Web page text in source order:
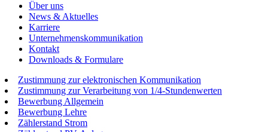
Über uns
News & Aktuelles
Karriere
Unternehmenskommunikation
Kontakt
Downloads & Formulare
Zustimmung zur elektronischen Kommunikation
Zustimmung zur Verarbeitung von 1/4-Stundenwerten
Bewerbung Allgemein
Bewerbung Lehre
Zählerstand Strom